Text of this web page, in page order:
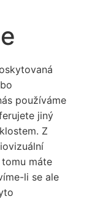
používáme
jiný
Z
máte
li se ale